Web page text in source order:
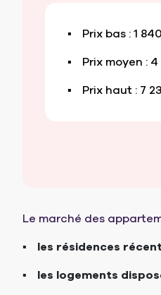
Prix bas : 1
Prix moyen : 4
Prix haut : 7
Le marché des
les résidences
les logements